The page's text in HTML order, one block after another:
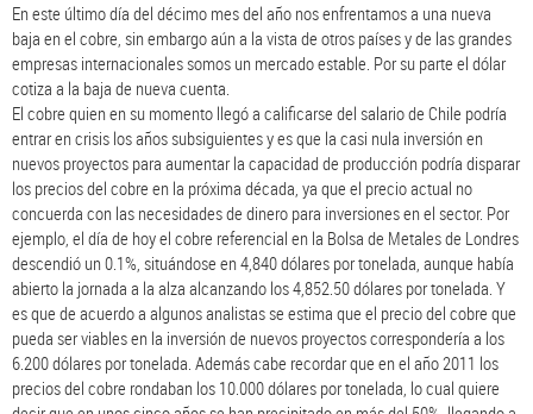
En este último día del décimo mes del año nos enfrentamos a una nueva
baja en el cobre, sin embargo aún a la vista de otros países y de las grandes
empresas internacionales somos un mercado estable. Por su parte el dólar
cotiza a la baja de nueva cuenta.
El cobre quien en su momento llegó a calificarse del salario de Chile podría
entrar en crisis los años subsiguientes y es que la casi nula inversión en
nuevos proyectos para aumentar la capacidad de producción podría disparar
los precios del cobre en la próxima década, ya que el precio actual no
concuerda con las necesidades de dinero para inversiones en el sector. Por
ejemplo, el día de hoy el cobre referencial en la Bolsa de Metales de Londres
descendió un 0.1%, situándose en 4,840 dólares por tonelada, aunque había
abierto la jornada a la alza alcanzando los 4,852.50 dólares por tonelada. Y
es que de acuerdo a algunos analistas se estima que el precio del cobre que
pueda ser viables en la inversión de nuevos proyectos correspondería a los
6.200 dólares por tonelada. Además cabe recordar que en el año 2011 los
precios del cobre rondaban los 10.000 dólares por tonelada, lo cual quiere